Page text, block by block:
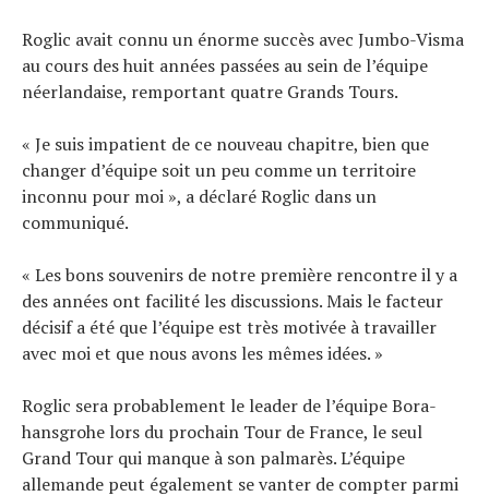
Roglic avait connu un énorme succès avec Jumbo-Visma
au cours des huit années passées au sein de l’équipe
néerlandaise, remportant quatre Grands Tours.
« Je suis impatient de ce nouveau chapitre, bien que
changer d’équipe soit un peu comme un territoire
inconnu pour moi », a déclaré Roglic dans un
communiqué.
« Les bons souvenirs de notre première rencontre il y a
des années ont facilité les discussions. Mais le facteur
décisif a été que l’équipe est très motivée à travailler
avec moi et que nous avons les mêmes idées. »
Roglic sera probablement le leader de l’équipe Bora-
hansgrohe lors du prochain Tour de France, le seul
Grand Tour qui manque à son palmarès. L’équipe
allemande peut également se vanter de compter parmi